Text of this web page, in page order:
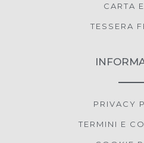
Michela Estetica Benessere
CARTA
TESSERA
PRIVACY
TERMINI E